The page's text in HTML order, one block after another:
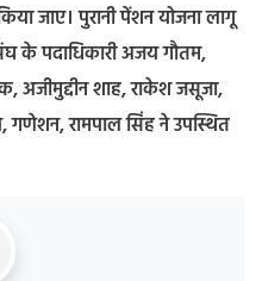
जाए। पुरानी पेंशन योजना लागू
के पदाधिकारी अजय गौतम,
अजीमुद्दीन शाह, राकेश जसूजा,
रामपाल सिंह ने उपस्थित